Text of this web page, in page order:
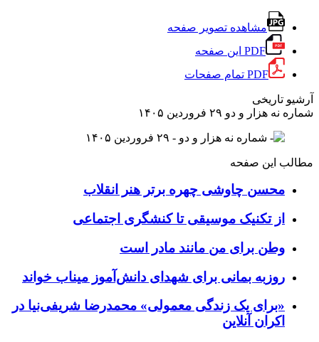
مشاهده تصویر صفحه
PDF این صفحه
PDF تمام صفحات
آرشیو تاریخی
شماره نه هزار و دو ۲۹ فروردین ۱۴۰۵
مطالب این صفحه
محسن چاوشی چهره برتر هنر انقلاب
از تکنیک موسیقی تا کنشگری اجتماعی
وطن برای من مانند مادر است
روزبه بمانی برای شهدای دانش‌آموز میناب خواند
«برای یک زندگی معمولی» محمدرضا شریفی‌نیا در
اکران آنلاین